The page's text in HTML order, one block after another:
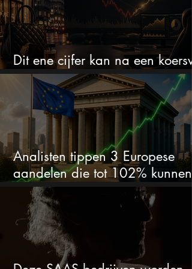
Dit ene cijfer kan na een
van 50% alles veranderen
Analisten tippen 3 Europese
aandelen die tot 102% kunnen
stijgen